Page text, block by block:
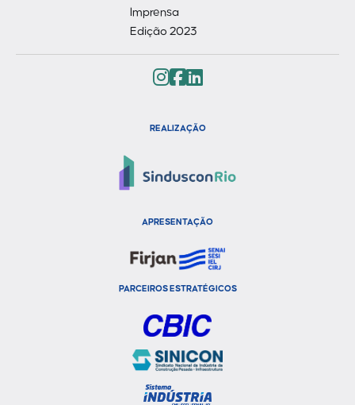
Imprensa
Edição 2023
REALIZAÇÃO
APRESENTAÇÃO
PARCEIROS ESTRATÉGICOS